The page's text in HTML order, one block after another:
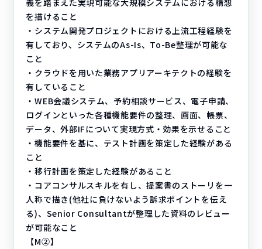
義を踏まえた実現可能な大規模システムにおける構想
を描けること
・システム開発プロジェクトにおける上流工程経験を
有しており、システムのAs-Is、To-Be整理が可能な
こと
・クラウドを用いた業務アプリアーキテクトの経験を
有していること
・WEB会議システム、予約相談サービス、電子申請、
ログインといった各種機能要件の整理、画面、帳票、
データ、外部IFについて実現方式・効果を示せること
・機能要件を基に、テスト計画を策定した経験がある
こと
・移行計画を策定した経験があること
・コアコンサルスキルを有し、提案書のストーリを一
人称で描き(他社に負けないよう訴求ポイントを伝え
る)、Senior Consultantが整理した資料のレビュー
が可能なこと
【M②】